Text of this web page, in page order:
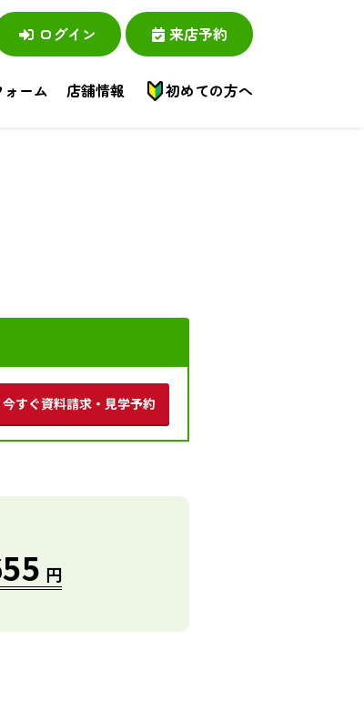
ログイン 来店予約
ォーム 店舗情報 初めての方へ
今すぐ資料請求・見学予約
円